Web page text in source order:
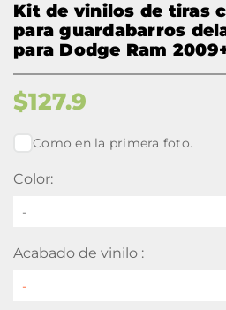
Kit de vinilos de tiras
para guardabarros
para Dodge Ram
$127.9
Como en la primera foto.
Color:
-
Acabado de vinilo :